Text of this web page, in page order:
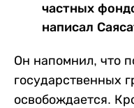
частных
написал
Он напомнил, что
государственных
освобождается.